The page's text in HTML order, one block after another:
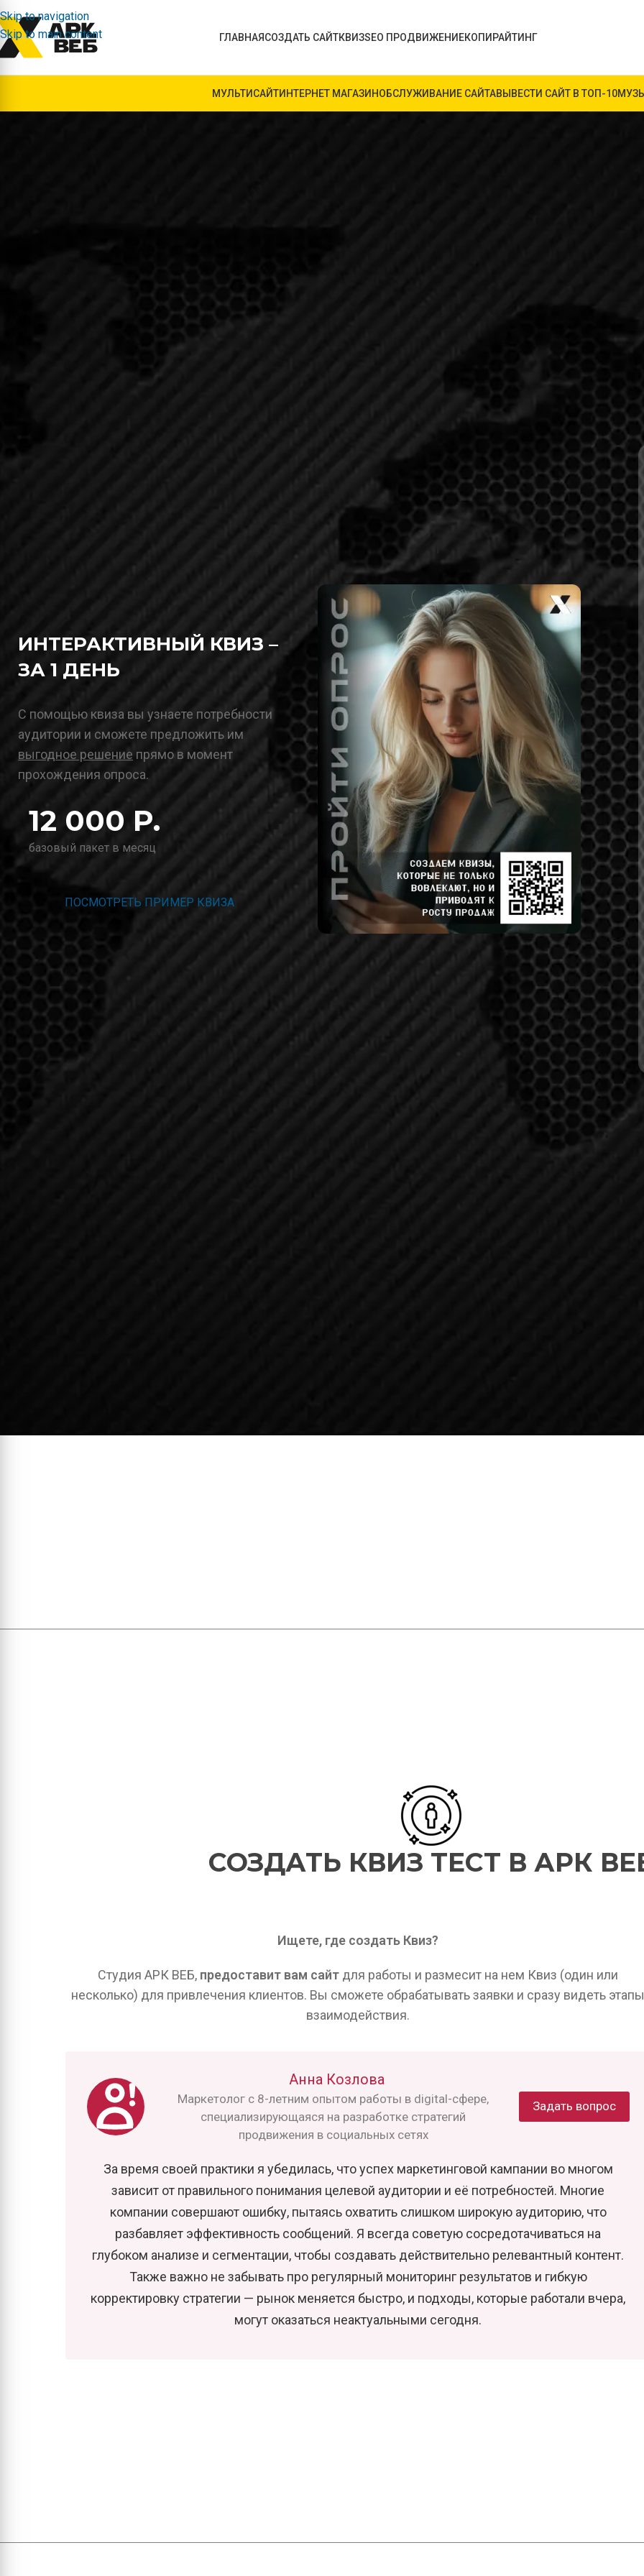
Skip to navigation
Skip to main content
ГЛАВНАЯСОЗДАТЬ САЙТКВИЗSEO ПРОДВИЖЕНИЕКОПИРАЙТИНГ
МУЛЬТИСАЙТИНТЕРНЕТ МАГАЗИНОБСЛУЖИВАНИЕ САЙТАВЫВЕСТИ САЙТ В ТОП-10
ИНТЕРАКТИВНЫЙ КВИЗ –
ЗА 1 ДЕНЬ
С помощью квиза вы узнаете потребности
аудитории и сможете предложить им
выгодное решение прямо в момент
прохождения опроса.
12 000 Р.
базовый пакет в месяц
ПОСМОТРЕТЬ ПРИМЕР КВИЗА
СОЗДАТЬ КВИЗ ТЕСТ В АРК
Ищете, где создать Квиз?
Студия АРК ВЕБ, предоставит вам сайт для работы и размесит на нем Квиз (один или
несколько) для привлечения клиентов. Вы сможете обрабатывать заявки и сразу видеть
взаимодействия.
Анна Козлова
Маркетолог с 8-летним опытом работы в digital-сфере,
специализирующаяся на разработке стратегий
продвижения в социальных сетях
Задать вопрос
За время своей практики я убедилась, что успех маркетинговой кампании во многом
зависит от правильного понимания целевой аудитории и её потребностей. Многие
компании совершают ошибку, пытаясь охватить слишком широкую аудиторию, что
разбавляет эффективность сообщений. Я всегда советую сосредотачиваться на
глубоком анализе и сегментации, чтобы создавать действительно релевантный контент.
Также важно не забывать про регулярный мониторинг результатов и гибкую
корректировку стратегии — рынок меняется быстро, и подходы, которые работали вчера,
могут оказаться неактуальными сегодня.